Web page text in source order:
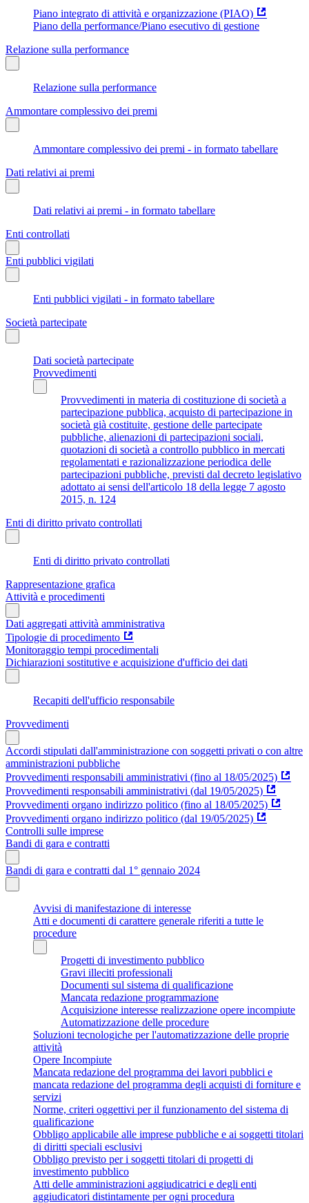
Piano integrato di attività e organizzazione (PIAO)
Piano della performance/Piano esecutivo di gestione
Relazione sulla performance
Relazione sulla performance
Ammontare complessivo dei premi
Ammontare complessivo dei premi - in formato tabellare
Dati relativi ai premi
Dati relativi ai premi - in formato tabellare
Enti controllati
Enti pubblici vigilati
Enti pubblici vigilati - in formato tabellare
Società partecipate
Dati società partecipate
Provvedimenti
Provvedimenti in materia di costituzione di società a
partecipazione pubblica, acquisto di partecipazione in
società già costituite, gestione delle partecipate
pubbliche, alienazioni di partecipazioni sociali,
quotazioni di società a controllo pubblico in mercati
regolamentati e razionalizzazione periodica delle
partecipazioni pubbliche, previsti dal decreto legislativo
adottato ai sensi dell'articolo 18 della legge 7 agosto
2015, n. 124
Enti di diritto privato controllati
Enti di diritto privato controllati
Rappresentazione grafica
Attività e procedimenti
Dati aggregati attività amministrativa
Tipologie di procedimento
Monitoraggio tempi procedimentali
Dichiarazioni sostitutive e acquisizione d'ufficio dei dati
Recapiti dell'ufficio responsabile
Provvedimenti
Accordi stipulati dall'amministrazione con soggetti privati o con altre
amministrazioni pubbliche
Provvedimenti responsabili amministrativi (fino al 18/05/2025)
Provvedimenti responsabili amministrativi (dal 19/05/2025)
Provvedimenti organo indirizzo politico (fino al 18/05/2025)
Provvedimenti organo indirizzo politico (dal 19/05/2025)
Controlli sulle imprese
Bandi di gara e contratti
Bandi di gara e contratti dal 1° gennaio 2024
Avvisi di manifestazione di interesse
Atti e documenti di carattere generale riferiti a tutte le
procedure
Progetti di investimento pubblico
Gravi illeciti professionali
Documenti sul sistema di qualificazione
Mancata redazione programmazione
Acquisizione interesse realizzazione opere incompiute
Automatizzazione delle procedure
Soluzioni tecnologiche per l'automatizzazione delle proprie
attività
Opere Incompiute
Mancata redazione del programma dei lavori pubblici e
mancata redazione del programma degli acquisti di forniture e
servizi
Norme, criteri oggettivi per il funzionamento del sistema di
qualificazione
Obbligo applicabile alle imprese pubbliche e ai soggetti titolari
di diritti speciali esclusivi
Obbligo previsto per i soggetti titolari di progetti di
investimento pubblico
Atti delle amministrazioni aggiudicatrici e degli enti
aggiudicatori distintamente per ogni procedura